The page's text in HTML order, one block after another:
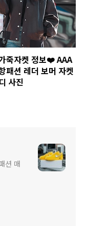
자켓 정보❤️ AAA
패션 레더 보머 자켓
사진
션 매